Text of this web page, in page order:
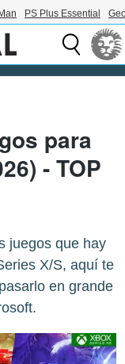
PS Plus Essential
para
- TOP
juegos que hay
X/S, aquí te
en grande